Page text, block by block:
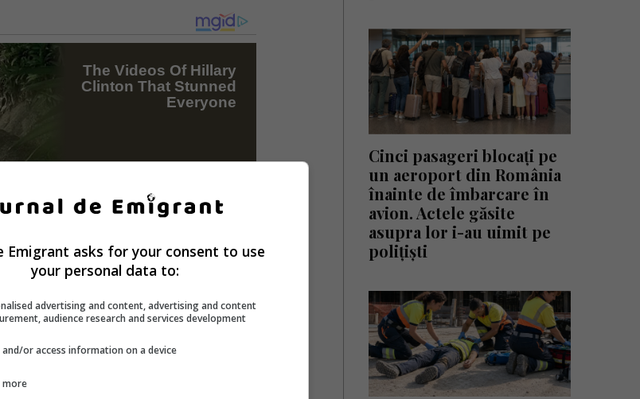
Cinci pasageri blocați pe
un aeroport din România
înainte de îmbarcare în
avion. Actele găsite
asupra lor i-au uimit pe
polițiști
Emigrant asks for your consent to use
your personal data to:
advertising and content, advertising and content
audience research and services development
or access information on a device
more